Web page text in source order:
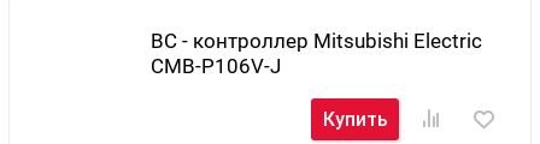
BC - контроллер Mitsubishi Electric
CMB-P106V-J
Купить